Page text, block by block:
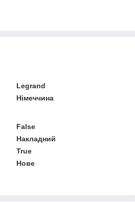
Legrand
Німеччина
False
Накладний
True
Нове